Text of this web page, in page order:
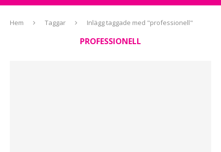
Hem Taggar Inlägg taggade med "professionell"
PROFESSIONELL